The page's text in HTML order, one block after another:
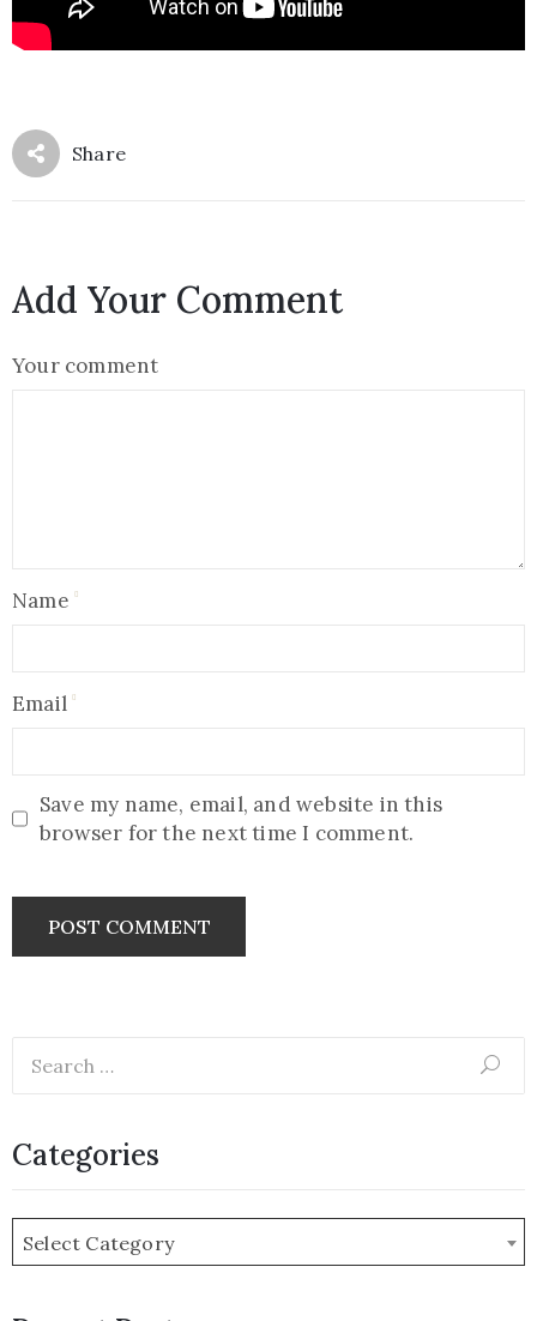
Share
Add Your Comment
Your comment
Name
Email
Save my name, email, and website in this
browser for the next time I comment.
Categories
Select Category